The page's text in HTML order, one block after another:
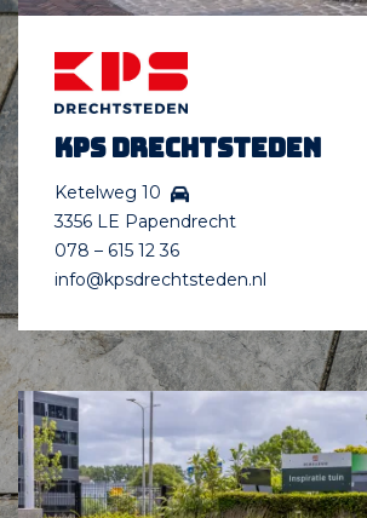
KPS Drechtsteden
Ketelweg 10
3356 LE Papendrecht
078 – 615 12 36
info@kpsdrechtsteden.nl